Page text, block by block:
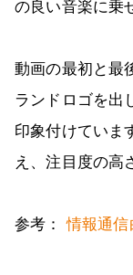
の良い音楽に乗
動画の最初と最
ランドロゴを出
印象付けていま
え、注目度の高
参考：情報通信